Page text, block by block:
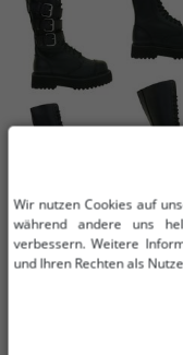
Verfügbare
38 39 40 41 42
Wir nutzen Cookies auf
während andere uns
verbessern. Weitere
und Ihren Rechten als